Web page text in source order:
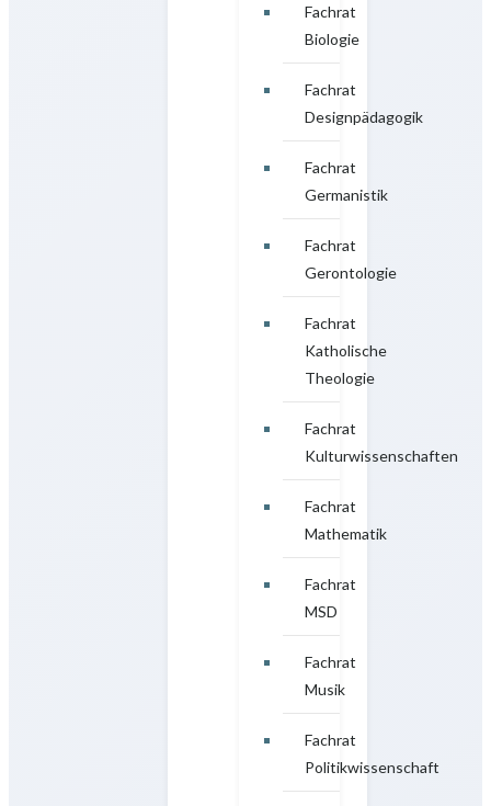
Fachrat
Biologie
Fachrat
Designpädagogik
Fachrat
Germanistik
Fachrat
Gerontologie
Fachrat
Katholische
Theologie
Fachrat
Kulturwissenschaften
Fachrat
Mathematik
Fachrat
MSD
Fachrat
Musik
Fachrat
Politikwissenschaft